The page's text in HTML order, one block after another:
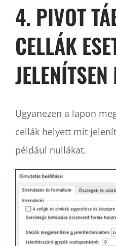
4. PIVOT
CELLÁK
JELENÍTSEN
Ugyanezen a lapon
cellák helyett mit
például nullákat.